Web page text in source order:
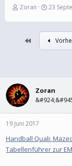
E
s
Zoran
E
s
t
e
l
23
Zoran
19 Juni 2017
Handball Quali:
Tabellenführer zur